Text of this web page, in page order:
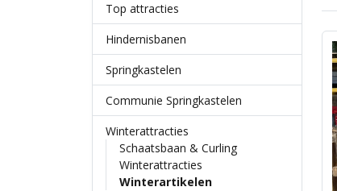
Top attracties
Hindernisbanen
Springkastelen
Communie Springkastelen
Winterattracties
Schaatsbaan & Curling
Winterattracties
Winterartikelen